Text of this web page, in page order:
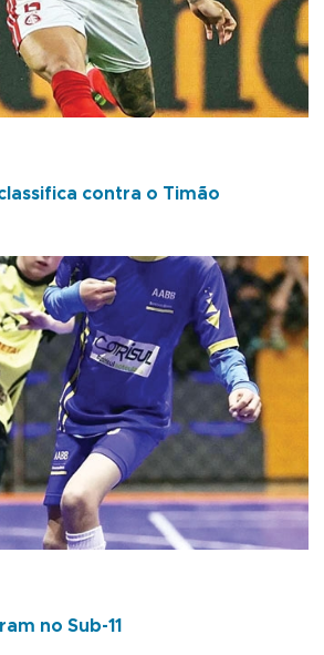
contra o Timão
no Sub-11